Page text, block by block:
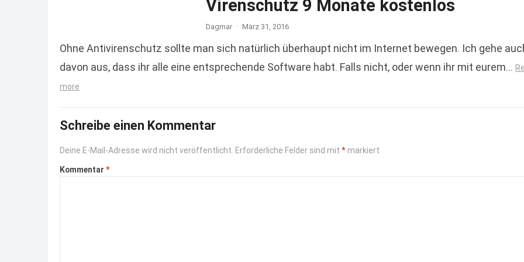
Virenschutz 9 Monate kostenlos
Dagmar · März 31, 2016
Ohne Antivirenschutz sollte man sich natürlich überhaupt nicht im Internet bewegen. Ich gehe
davon aus, dass ihr alle eine entsprechende Software habt. Falls nicht, oder wenn ihr mit eurem…
more
Schreibe einen Kommentar
Deine E-Mail-Adresse wird nicht veröffentlicht. Erforderliche Felder sind mit * markiert
Kommentar *